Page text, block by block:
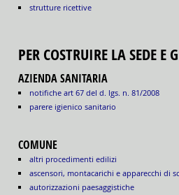
strutture ricettive
PER COSTRUIRE LA SEDE
AZIENDA SANITARIA
notifiche art 67 del d. lgs. n. 81/2008
parere igienico sanitario
COMUNE
altri procedimenti edilizi
ascensori, montacarichi e apparecchi di
autorizzazioni paesaggistiche